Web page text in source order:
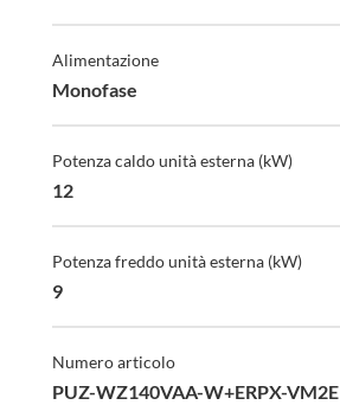
Specifiche
Tecniche
Alimentazione
Monofase
Potenza caldo unità esterna (kW)
12
Potenza freddo unità esterna (kW)
9
Numero articolo
PUZ-WZ140VAA-W+ERPX-VM2E